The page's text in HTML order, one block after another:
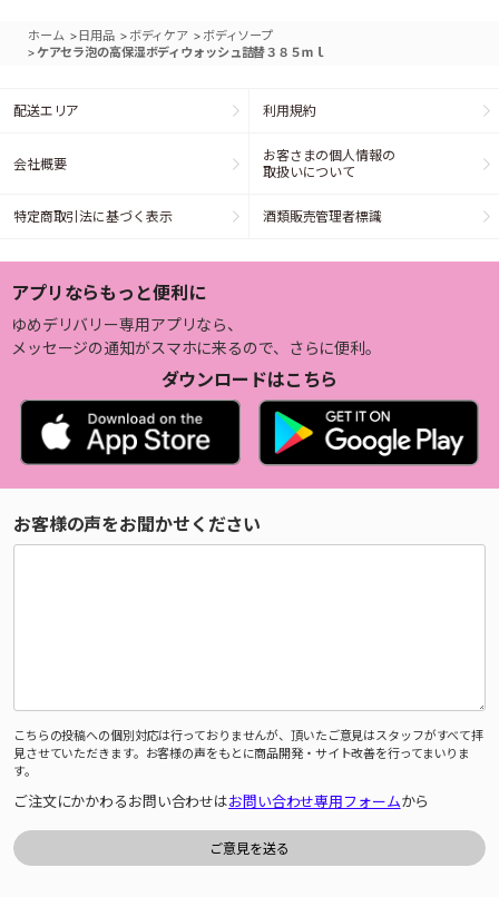
ホーム > 日用品 > ボディケア > ボディソープ
>ケアセラ泡の高保湿ボディウォッシュ詰替３８５ｍｌ
配送エリア 利用規約
会社概要
お客さまの個人情報の
取扱いについて
特定商取引法に基づく表示 酒類販売管理者標識
アプリならもっと便利に
ゆめデリバリー専用アプリなら、
メッセージの通知がスマホに来るので、さらに便利。
ダウンロードはこちら
お客様の声をお聞かせください
こちらの投稿への個別対応は行っておりませんが、頂いたご意見はスタッフがすべて拝
見させていただきます。お客様の声をもとに商品開発・サイト改善を行ってまいりま
す。
ご注文にかかわるお問い合わせはお問い合わせ専用フォームから